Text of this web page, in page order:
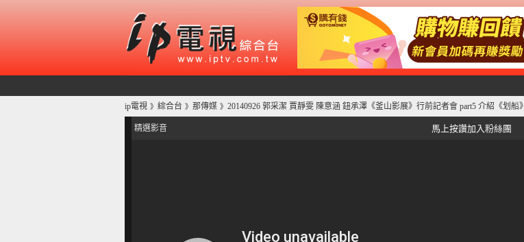
ip電視 》 綜合台 》 那傳媒 》 20140926 郭采潔 賈靜雯 陳意涵 鈕承澤《釜山影展》行前記者會 part5 介紹《划船》
精選影音 馬上按讚加入粉絲團